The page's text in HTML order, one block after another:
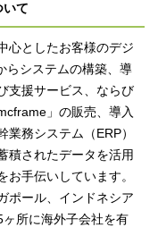
いて
心としたお客様のデジ
らシステムの構築、導
支援サービス、ならび
」の販売、導入
務システム（ERP）
積されたデータを活用
お手伝いしています。
ポール、インドネシア
ヶ所に海外子会社を有